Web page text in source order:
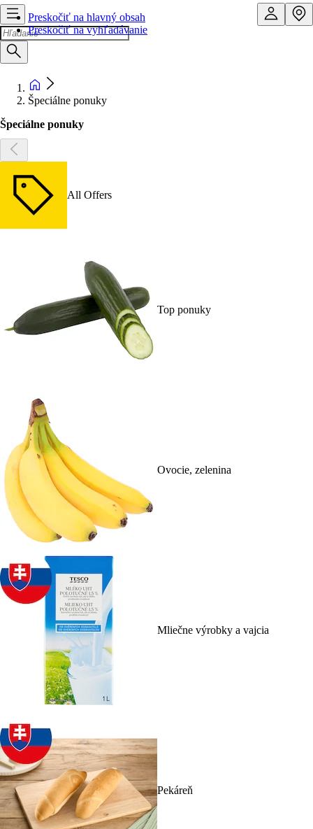
Preskočiť na hlavný obsah
Preskočiť na vyhľadávanie
Špeciálne ponuky
Špeciálne ponuky
All Offers
Top ponuky
Ovocie, zelenina
Mliečne výrobky a vajcia
Pekáreň